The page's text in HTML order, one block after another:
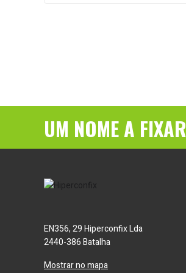
UM NOME A FIXAR
EN356, 29 Hiperconfix Lda
2440-386 Batalha
Mostrar no mapa